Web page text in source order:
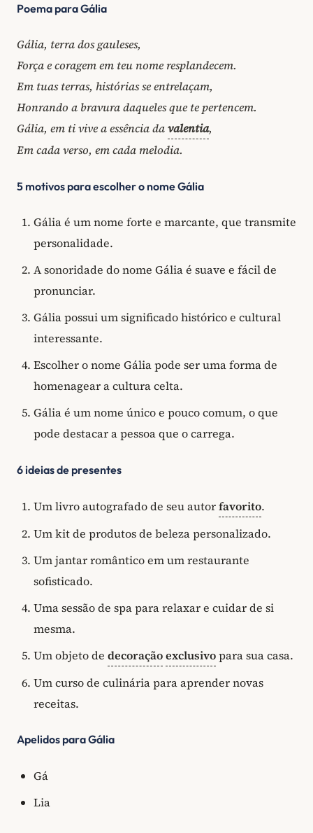
Poema para Gália
Gália, terra dos gauleses,
Força e coragem em teu nome resplandecem.
Em tuas terras, histórias se entrelaçam,
Honrando a bravura daqueles que te pertencem.
Gália, em ti vive a essência davalentia,
Em cada verso, em cada melodia.
5 motivos para escolher o nome Gália
Gália é um nome forte e marcante, que transmite
personalidade.
A sonoridade do nome Gália é suave e fácil de
pronunciar.
Gália possui um significado histórico e cultural
interessante.
Escolher o nome Gália pode ser uma forma de
homenagear a cultura celta.
Gália é um nome único e pouco comum, o que
pode destacar a pessoa que o carrega.
6 ideias de presentes
Um livro autografado de seu autorfavorito.
Um kit de produtos de beleza personalizado.
Um jantar romântico em um restaurante
sofisticado.
Uma sessão de spa para relaxar e cuidar de si
mesma.
Um objeto de decoraçãoexclusivopara sua casa.
Um curso de culinária para aprender novas
receitas.
Apelidos para Gália
Gá
Lia